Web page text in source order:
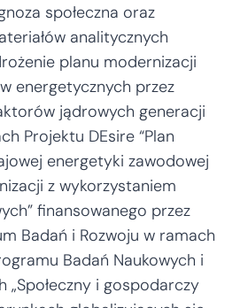
społeczna oraz
analitycznych
planu modernizacji
energetycznych przez
jądrowych generacji
Projektu DEsire “Plan
energetyki zawodowej
z wykorzystaniem
finansowanego przez
Badań i Rozwoju w ramach
Badań Naukowych i
„Społeczny i gospodarczy